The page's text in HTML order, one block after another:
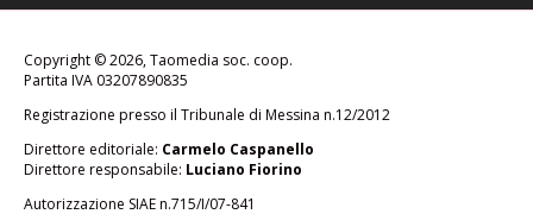
Copyright © 2026, Taomedia soc. coop.
Partita IVA 03207890835
Registrazione presso il Tribunale di Messina n.12/2012
Direttore editoriale: Carmelo Caspanello
Direttore responsabile: Luciano Fiorino
Autorizzazione SIAE n.715/I/07-841